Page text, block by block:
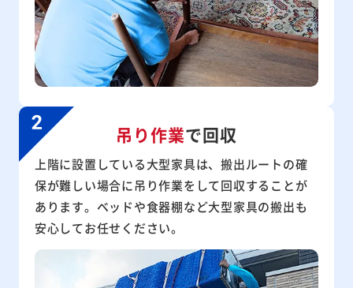
吊り作業で回収
上階に設置している大型家具は、搬出ルートの確
保が難しい場合に吊り作業をして回収することが
あります。ベッドや食器棚など大型家具の搬出も
安心してお任せください。